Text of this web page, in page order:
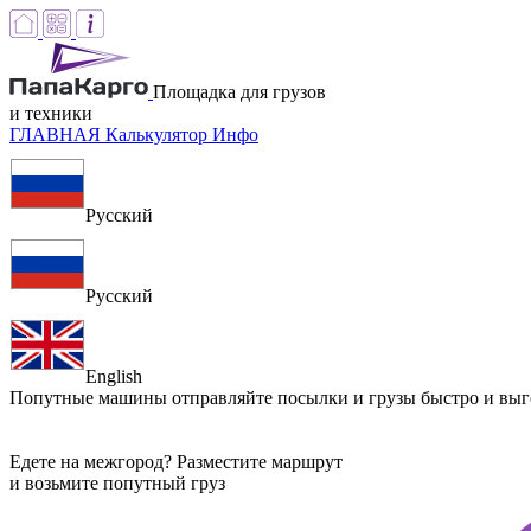
Площадка для грузов
и техники
ГЛАВНАЯ Калькулятор Инфо
Русский
Русский
English
Попутные машины отправляйте посылки и грузы быстро и
Едете на межгород? Разместите маршрут
и возьмите попутный груз